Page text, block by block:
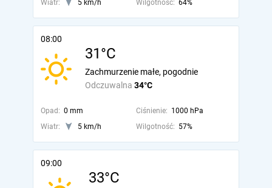
Wiatr: 5 km/h Wilgotność: 64%
08:00
31°C
Odczuwalna 34°C
Zachmurzenie małe, pogodnie
Opad: 0 mm Ciśnienie: 1000 hPa
Wiatr:
5 km/h Wilgotność: 57%
09:00
33°C